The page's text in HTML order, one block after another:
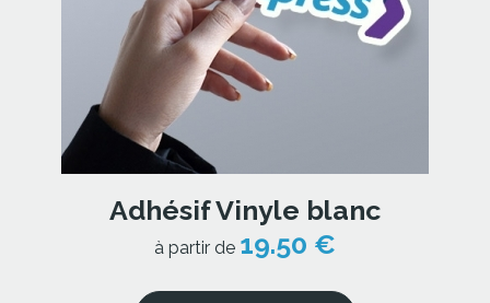
Adhésif Vinyle blanc
à partir de 19.50 €